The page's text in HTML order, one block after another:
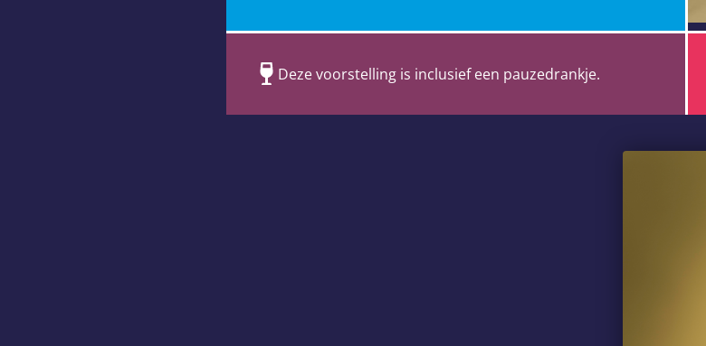
Deze voorstelling is inclusief een pauzedrankje.